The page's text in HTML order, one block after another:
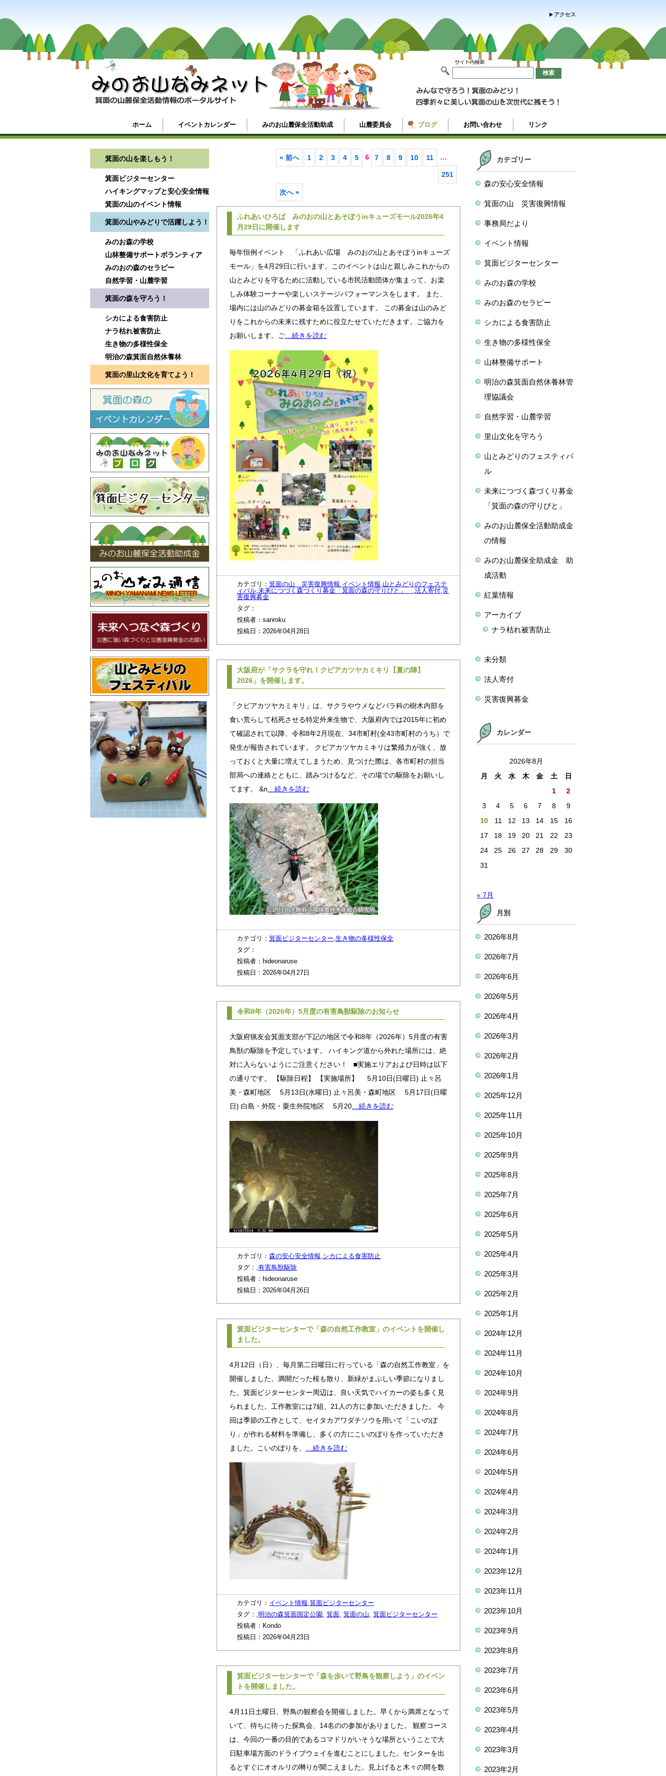
アクセス
ホーム イベントカレンダー みのお山麓保全活動助成 山麓委員会 ブログ お問い合わせ リンク
箕面の山を楽しもう！
箕面ビジターセンター
ハイキングマップと安心安全情報
箕面の山のイベント情報
箕面の山やみどりで活躍しよう！
みのお森の学校
山林整備サポートボランティア
みのおの森のセラピー
自然学習・山麓学習
箕面の森を守ろう！
シカによる食害防止
ナラ枯れ被害防止
生き物の多様性保全
明治の森箕面自然休養林
箕面の里山文化を育てよう！
« 前へ 1 2 3 4 5 6 7 8 9 10 11 …
251
次へ »
ふれあいひろば みのおの山とあそぼうinキューズモール2026年4
月29日に開催します
毎年恒例イベント 「ふれあい広場 みのおの山とあそぼうinキューズ
モール」を4月29日に行います。このイベントは山と親しみこれからの
山とみどりを守るために活動している市民活動団体が集まって、お楽
しみ体験コーナーや楽しいステージパフォーマンスをします。 また、
場内には山のみどりの募金箱を設置しています。 この募金は山のみど
りをこれからの未来に残すために役立たせていただきます。ご協力を
お願いします。ご …続きを読む
カテゴリ： 箕面の山 災害復興情報 イベント情報 山とみどりのフェステ
ィバル 未来につづく森づくり募金「箕面の森の守りびと」 法人寄付 災
害復興募金
タグ：
投稿者：sanroku
投稿日：2026年04月28日
大阪府が「サクラを守れ！クビアカツヤカミキリ【夏の陣】
2026」を開催します。
「クビアカツヤカミキリ」は、サクラやウメなどバラ科の樹木内部を
食い荒らして枯死させる特定外来生物で、大阪府内では2015年に初め
て確認されて以降、令和8年2月現在、34市町村(全43市町村のうち）で
発生が報告されています。 クビアカツヤカミキリは繁殖力が強く、放
っておくと大量に増えてしまうため、見つけた際は、各市町村の担当
部局への連絡とともに、踏みつけるなど、その場での駆除をお願いし
てます。 &n …続きを読む
カテゴリ： 箕面ビジターセンター,生き物の多様性保全
タグ：
投稿者：hideonaruse
投稿日：2026年04月27日
令和8年（2026年）5月度の有害鳥獣駆除のお知らせ
大阪府猟友会箕面支部が下記の地区で令和8年（2026年）5月度の有害
鳥獣の駆除を予定しています。 ハイキング道から外れた場所には、絶
対に入らないようにご注意ください！ ■実施エリアおよび日時は以下
の通りです。 【駆除日程】 【実施場所】 5月10日(日曜日) 止々呂
美・森町地区 5月13日(水曜日) 止々呂美・森町地区 5月17日(日曜
日) 白島・外院・粟生外院地区 5月20 …続きを読む
カテゴリ： 森の安心安全情報 シカによる食害防止
タグ：, 有害鳥獣駆除
投稿者：hideonaruse
投稿日：2026年04月26日
箕面ビジターセンターで「森の自然工作教室」のイベントを開催し
ました。
4月12日（日）、毎月第二日曜日に行っている「森の自然工作教室」を
開催しました。満開だった桜も散り、新緑がまぶしい季節になりまし
た。箕面ビジターセンター周辺は、良い天気でハイカーの姿も多く見
られました。工作教室には7組、21人の方に参加いただきました。 今
回は季節の工作として、セイタカアワダチソウを用いて「こいのぼ
り」が作れる材料を準備し、多くの方にこいのぼりを作っていただき
ました。こいのぼりを、
…続きを読む
カテゴリ： イベント情報,箕面ビジターセンター
タグ：,明治の森箕面国定公園 , 箕面, 箕面の山, 箕面ビジターセンター
投稿者：Kondo
投稿日：2026年04月23日
箕面ビジターセンターで「森を歩いて野鳥を観察しよう」のイベン
トを開催しました。
4月11日土曜日、野鳥の観察会を開催しました。早くから満席となって
いて、待ちに待った探鳥会、14名のの参加がありました。 観察コース
は、今回の一番の目的であるコマドリがいそうな場所ということで大
日駐車場方面のドライブウェイを進むことにしました。センターを出
るとすぐにオオルリの囀りが聞こえました。見上げると木々の間を数
カテゴリー
森の安心安全情報
箕面の山 災害復興情報
事務局だより
イベント情報
箕面ビジターセンター
みのお森の学校
みのお森のセラピー
シカによる食害防止
生き物の多様性保全
山林整備サポート
明治の森箕面自然休養林管
理協議会
自然学習・山麓学習
里山文化を守ろう
山とみどりのフェスティバ
ル
未来につづく森づくり募金
「箕面の森の守りびと」
みのお山麓保全活動助成金
の情報
みのお山麓保全助成金 助
成活動
紅葉情報
アーカイブ
ナラ枯れ被害防止
未分類
法人寄付
災害復興募金
カレンダー
2026年8月
月
火 水 木 金 土
日
1
2
3
4 5 6 7 8
9
10
11 12 13 14 15
16
17
18 19 20 21 22
23
24
25 26 27 28 29
30
31
« 7月
月別
2026年8月
2026年7月
2026年6月
2026年5月
2026年4月
2026年3月
2026年2月
2026年1月
2025年12月
2025年11月
2025年10月
2025年9月
2025年8月
2025年7月
2025年6月
2025年5月
2025年4月
2025年3月
2025年2月
2025年1月
2024年12月
2024年11月
2024年10月
2024年9月
2024年8月
2024年7月
2024年6月
2024年5月
2024年4月
2024年3月
2024年2月
2024年1月
2023年12月
2023年11月
2023年10月
2023年9月
2023年8月
2023年7月
2023年6月
2023年5月
2023年4月
2023年3月
2023年2月